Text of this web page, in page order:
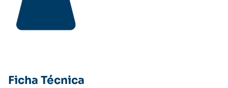
Ficha Técnica